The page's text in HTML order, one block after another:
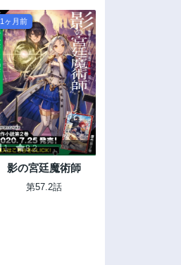
1ヶ月前
1 8.2
影の宮廷魔術師
第57.2話